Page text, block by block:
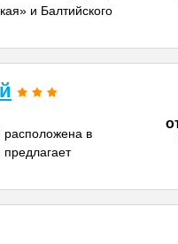
и Балтийского
расположена в